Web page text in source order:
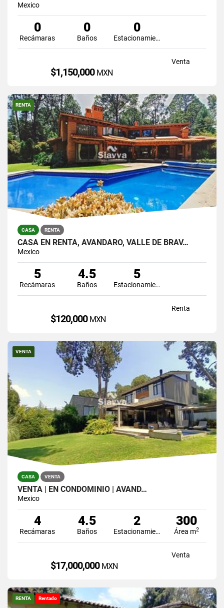
Mexico
0
Recámaras
0
Baños
0
Estacionamiento
Venta
$1,150,000 MXN
RENTA
CASA RENTA
CASA EN RENTA, AVÁNDARO, VALLE DE BRAV…
Mexico
5
Recámaras
4.5
Baños
5
Estacionamiento
Renta
$120,000 MXN
VENTA
CASA VENTA
VENTA | EN CONDOMINIO | AVÁND…
Mexico
4
Recámaras
4.5
Baños
2
Estacionamiento
300
Área m2
Venta
$17,000,000 MXN
RENTA Rentado